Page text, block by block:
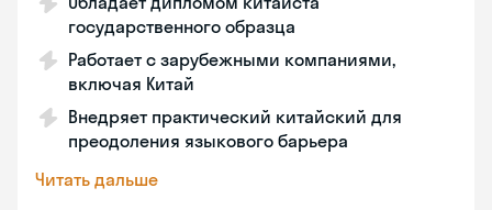
государственного образца
Работает с зарубежными компаниями,
включая Китай
Внедряет практический китайский для
преодоления языкового барьера
Читать дальше